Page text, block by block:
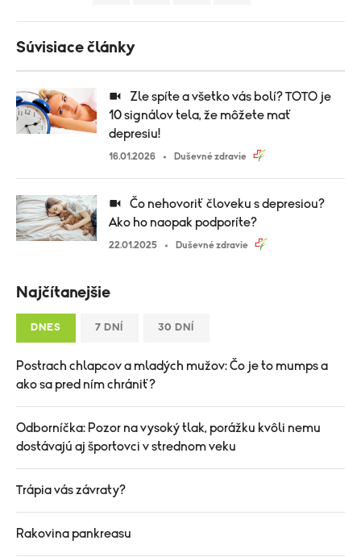
Súvisiace články
10 signálov tela, že môžete mať
depresiu!
16.01.2026 Duševné zdravie
Ako ho naopak podporíte?
22.01.2025 Duševné zdravie
Najčítanejšie
DNES 7 DNÍ 30 DNÍ
Postrach chlapcov a mladých mužov: Čo je to mumps a
ako sa pred ním chrániť?
Odborníčka: Pozor na vysoký tlak, porážku kvôli nemu
dostávajú aj športovci v strednom veku
Trápia vás závraty?
Rakovina pankreasu